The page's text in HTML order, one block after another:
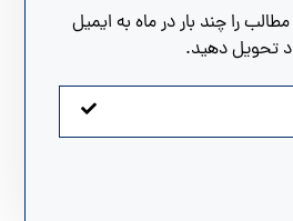
را چند بار در ماه به ایمیل
تحویل دهید.